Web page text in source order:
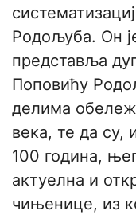
Родољуба. Он
представља
Поповићу
делима
века, те да су,
100 година,
актуелна и
чињенице, из